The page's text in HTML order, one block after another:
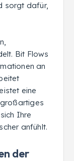
sorgt dafür,
Bit Flows
an
eine
Ihre
anfühlt.
der